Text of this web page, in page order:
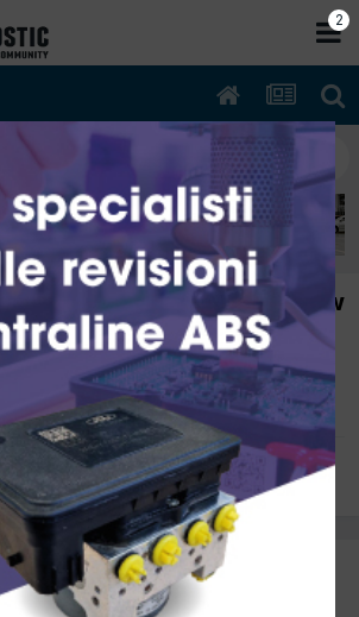
1596cc 182B6000 76Kw
Manca apprendimento
2017
2